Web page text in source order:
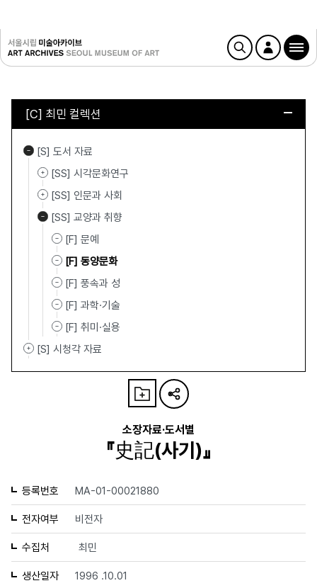
[C] 최민 컬렉션
[S] 도서 자료
[SS] 시각문화연구
[SS] 인문과 사회
[SS] 교양과 취향
[F] 문예
[F] 동양문화
[F] 풍속과 성
[F] 과학·기술
[F] 취미·실용
[S] 시청각 자료
소장자료·도서별
『史記(사기)』
등록번호 MA-01-00021880
전자여부 비전자
수집처 최민
생산일자 1996 .10.01